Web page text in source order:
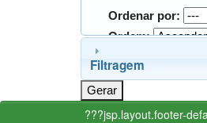
Ordenar por:
Ordem:
Filtragem
???jsp.layout.footer-